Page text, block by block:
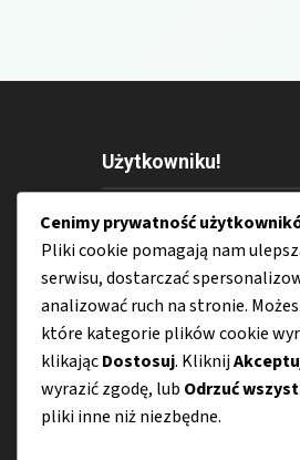
Użytkowniku!
Wszystkie treści dostępne
Kulturysta.com.plmają
charakter informacyjny.
redakcyjny
ponosi
jakiekolwiek
wynikające z
zrozumienia lub
Cenimy prywatność
Pliki cookie pomagają nam
serwisu, dostarczać
analizować ruch na stronie.
które kategorie plików cookie
klikającDostosuj. Kliknij
wyrazić zgodę, lub Odrzuć
pliki inne niż niezbędne.